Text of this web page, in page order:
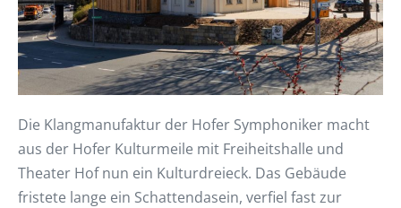
Die Klangmanufaktur der Hofer Symphoniker macht
aus der Hofer Kulturmeile mit Freiheitshalle und
Theater Hof nun ein Kulturdreieck. Das Gebäude
fristete lange ein Schattendasein, verfiel fast zur